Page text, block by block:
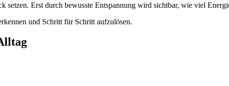
setzen. Erst durch bewusste Entspannung wird sichtbar, wie viel
und Schritt für Schritt aufzulösen.